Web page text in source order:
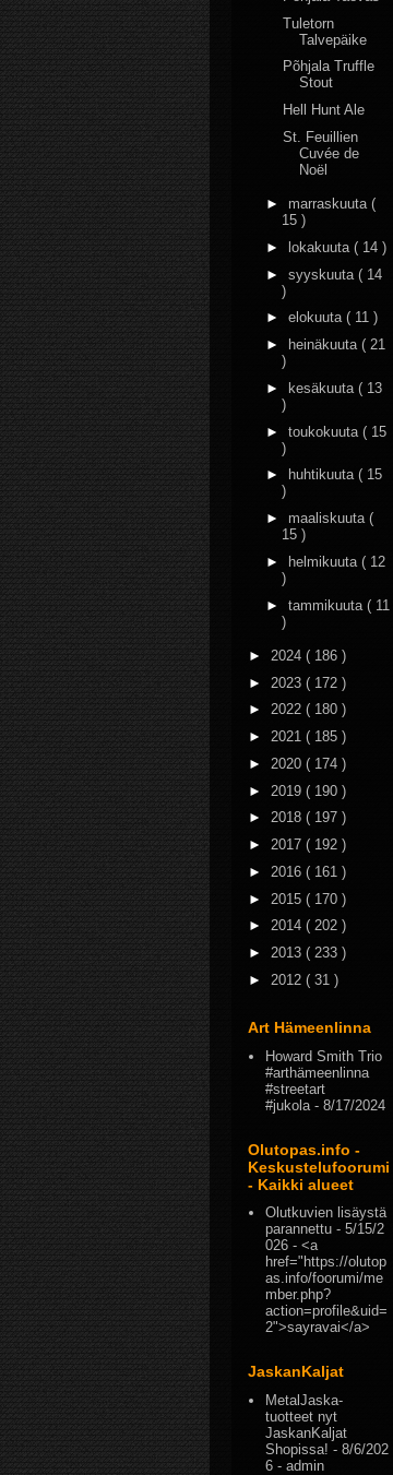
Tuletorn
Talvepäike
Põhjala Truffle
Stout
Hell Hunt Ale
St. Feuillien
Cuvée de
Noël
► marraskuuta (
15 )
►
lokakuuta ( 14 )
► syyskuuta ( 14
)
► elokuuta ( 11 )
►
heinäkuuta ( 21
)
►
kesäkuuta ( 13
)
► toukokuuta ( 15
)
►
huhtikuuta ( 15
)
► maaliskuuta (
15 )
►
helmikuuta ( 12
)
► tammikuuta ( 11
)
► 2024 ( 186 )
► 2023 ( 172 )
► 2022 ( 180 )
► 2021 ( 185 )
► 2020 ( 174 )
► 2019 ( 190 )
► 2018 ( 197 )
► 2017 ( 192 )
► 2016 ( 161 )
► 2015 ( 170 )
► 2014 ( 202 )
► 2013 ( 233 )
► 2012 ( 31 )
Art Hämeenlinna
Howard Smith Trio
#arthämeenlinna
#streetart
#jukola - 8/17/2024
Olutopas.info -
Keskustelufoorumi
- Kaikki alueet
Olutkuvien lisäystä
parannettu - 5/15/2
026 - <a
href="https://olutop
as.info/foorumi/me
mber.php?
action=profile&uid=
2">sayravai</a>
JaskanKaljat
MetalJaska-
tuotteet nyt
JaskanKaljat
Shopissa! - 8/6/202
6 - admin